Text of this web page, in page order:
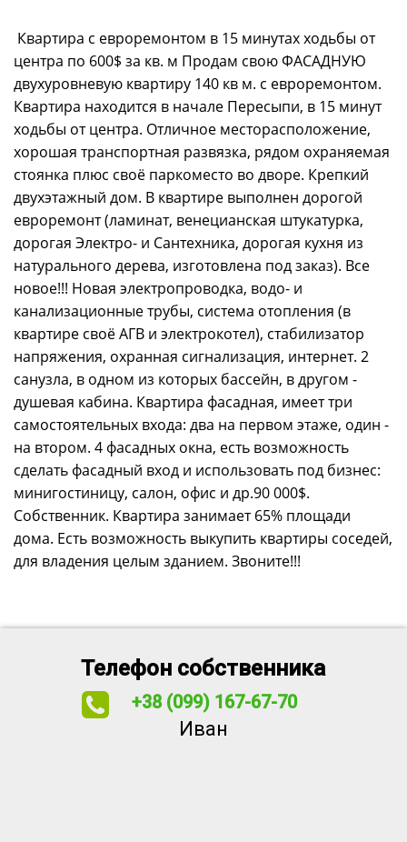
Квартира с евроремонтом в 15 минутах ходьбы от
центра по 600$ за кв. м Продам свою ФАСАДНУЮ
двухуровневую квартиру 140 кв м. с евроремонтом.
Квартира находится в начале Пересыпи, в 15 минут
ходьбы от центра. Отличное месторасположение,
хорошая транспортная развязка, рядом охраняемая
стоянка плюс своё паркоместо во дворе. Крепкий
двухэтажный дом. В квартире выполнен дорогой
евроремонт (ламинат, венецианская штукатурка,
дорогая Электро- и Сантехника, дорогая кухня из
натурального дерева, изготовлена под заказ). Все
новое!!! Новая электропроводка, водо- и
канализационные трубы, система отопления (в
квартире своё АГВ и электрокотел), стабилизатор
напряжения, охранная сигнализация, интернет. 2
санузла, в одном из которых бассейн, в другом -
душевая кабина. Квартира фасадная, имеет три
самостоятельных входа: два на первом этаже, один -
на втором. 4 фасадных окна, есть возможность
сделать фасадный вход и использовать под бизнес:
минигостиницу, салон, офис и др.90 000$.
Собственник. Квартира занимает 65% площади
дома. Есть возможность выкупить квартиры соседей,
для владения целым зданием. Звоните!!!
Телефон собственника
+38 (099) 167-67-70
Иван